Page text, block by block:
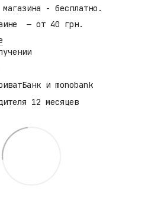
- бесплатно.
— от 40 грн.
и monobank
12 месяцев